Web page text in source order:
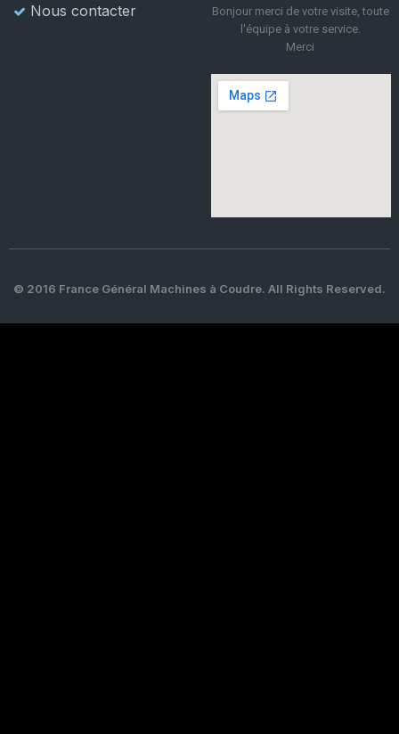
Nous contacter
Bonjour merci de votre visite, toute
l'équipe à votre service.
Merci
© 2016 France Général Machines à Coudre. All Rights Reserved.